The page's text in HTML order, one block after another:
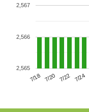
7/18 7/20 7/22 7/24
2,565
2,566
2,567